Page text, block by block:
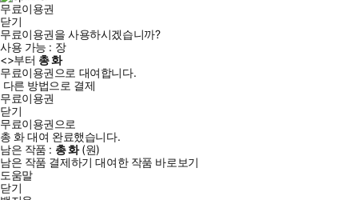
무료이용권
닫기
무료이용권을 사용하시겠습니까?
사용 가능 : 장
<>부터 총화
무료이용권으로 대여합니다.
다른 방법으로 결제
무료이용권
닫기
무료이용권으로
총 화대여 완료했습니다.
남은 작품 : 총화(원)
남은 작품 결제하기 대여한 작품 바로보기
도움말
닫기